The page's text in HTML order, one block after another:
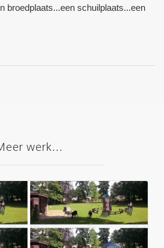
broedplaats...een schuilplaats...een
werk...